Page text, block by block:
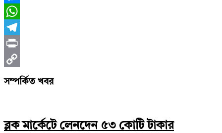
Messenger
WhatsApp
Telegram
Print
Copy
সম্পর্কিত খবর
ব্লক মার্কেটে লেনদেন ৫৩ কোটি টাকার